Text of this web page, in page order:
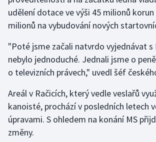
Olympijské hry
Parasport
Plavání
Plážový volejbal
Ragby
Rychlobruslení
udělení dotace ve výši 45 milionů korun
milionů na vybudování nových
"Poté jsme začali natvrdo vyjednávat s
nebylo jednoduché. Jednali jsme o
o televizních právech," uvedl šéf
Areál v Račicích, který vedle veslařů
kanoisté, prochází v posledních letech
úpravami. S ohledem na konání MS
změny.